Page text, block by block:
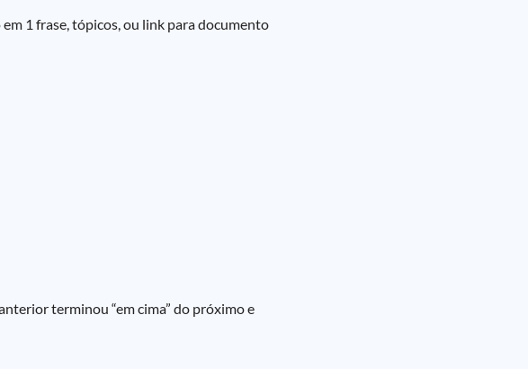
1 frase, tópicos, ou link para documento
terminou “em cima” do próximo e